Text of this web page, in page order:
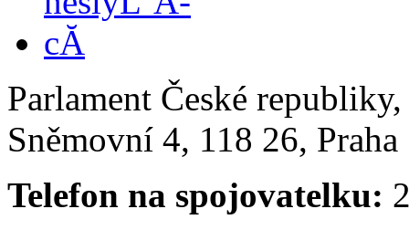
Parlament České
Sněmovní 4, 118 26,
Telefon na spojovatelku: